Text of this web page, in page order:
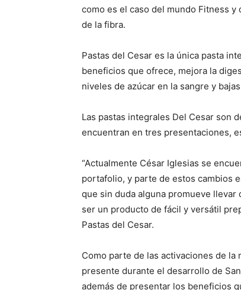
como es el caso del mundo Fitness
de la fibra.
Pastas del Cesar es la única pasta
beneficios que ofrece, mejora la
niveles de azúcar en la sangre y
Las pastas integrales Del Cesar son
encuentran en tres presentaciones,
“Actualmente César Iglesias se
portafolio, y parte de estos cambios
que sin duda alguna promueve llevar
ser un producto de fácil y versátil
Pastas del Cesar.
Como parte de las activaciones de
presente durante el desarrollo de
además de presentar los beneficios